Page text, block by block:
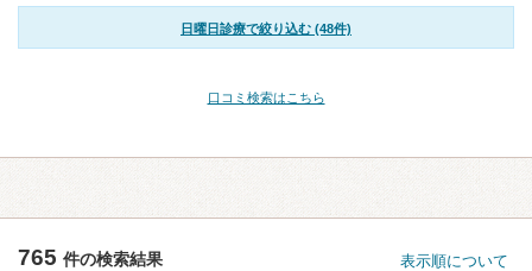
日曜日診療で絞り込む (48件)
口コミ検索はこちら
765 件の検索結果 表示順について